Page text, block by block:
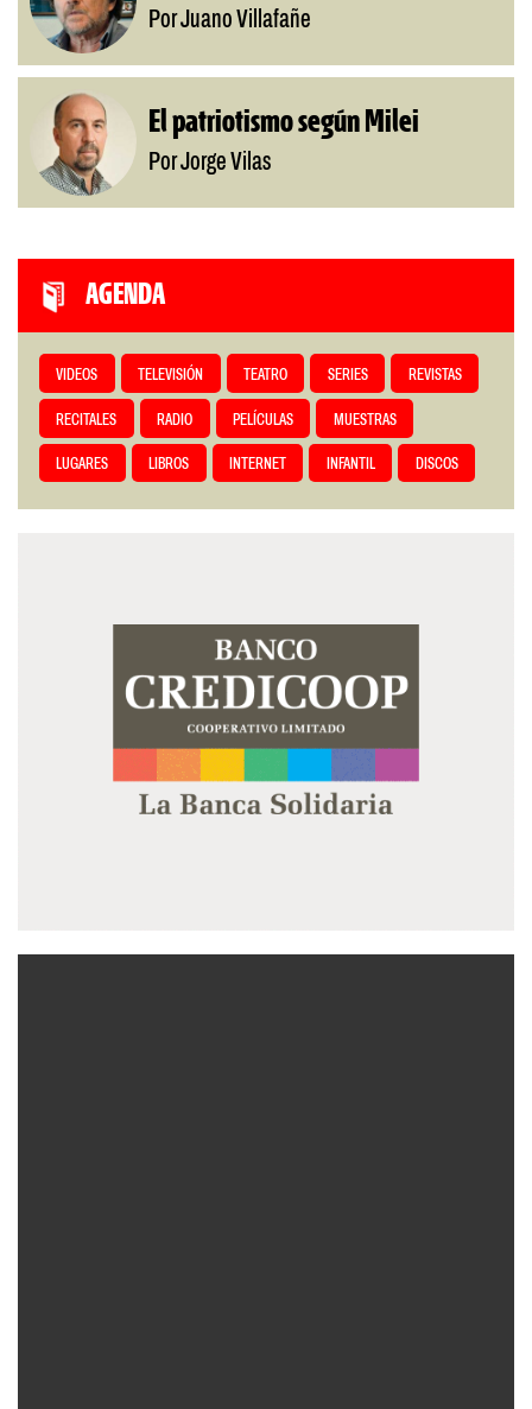
Por Juano Villafañe
El patriotismo según Milei
Por Jorge Vilas
AGENDA
VIDEOS TELEVISIÓN TEATRO SERIES REVISTAS
RECITALES RADIO PELÍCULAS MUESTRAS
LUGARES LIBROS INTERNET INFANTIL DISCOS